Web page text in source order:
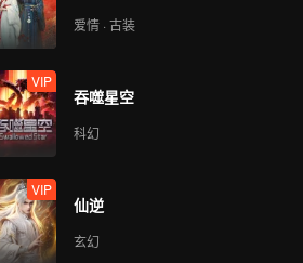
爱情 · 古装
VIP
吞噬星空
科幻
VIP
仙逆
玄幻